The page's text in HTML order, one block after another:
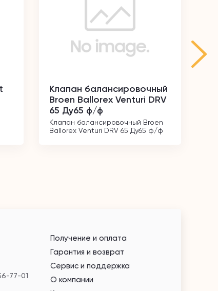
Клапан балансировочный
Broen Ballorex Venturi DRV
65 Ду65 ф/ф
Клапан балансировочный Broen
Ballorex Venturi DRV 65 Ду65 ф/ф
77-01
Получение и оплата
Гарантия и возврат
Сервис и поддержка
О компании